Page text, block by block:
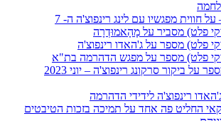
על חווית מפגשיו עם לינג רינפוצ'ה ה- 7
פלט) מסביר על מָהָאמוּדְרָה
פלט) מספר על ג'האדו רינפוצ'ה
(יקי פלט) מספר על מפגש הדהרמה בת"א
על ביקור סרקונג רינפוצ'ה – יוני 2023
רינפוצ'ה לידידי הדהרמה
החליט פה אחד על תמיכה בזכות הטיבטים